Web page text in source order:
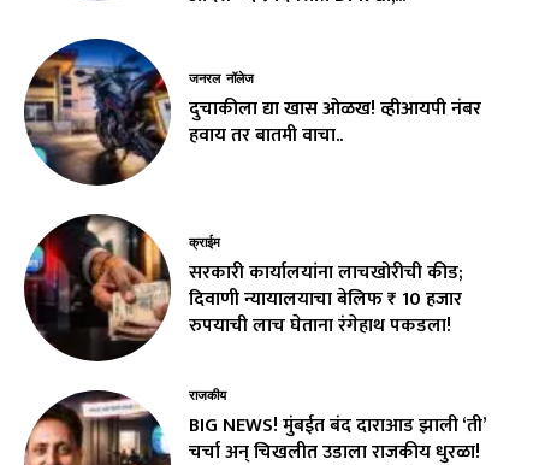
जनरल नॉलेज
दुचाकीला द्या खास ओळख! व्हीआयपी नंबर
हवाय तर बातमी वाचा..
क्राईम
सरकारी कार्यालयांना लाचखोरीची कीड;
दिवाणी न्यायालयाचा बेलिफ ₹ 10 हजार
रुपयाची लाच घेताना रंगेहाथ पकडला!
राजकीय
BIG NEWS! मुंबईत बंद दाराआड झाली ‘ती’
चर्चा अन् चिखलीत उडाला राजकीय धुरळा!